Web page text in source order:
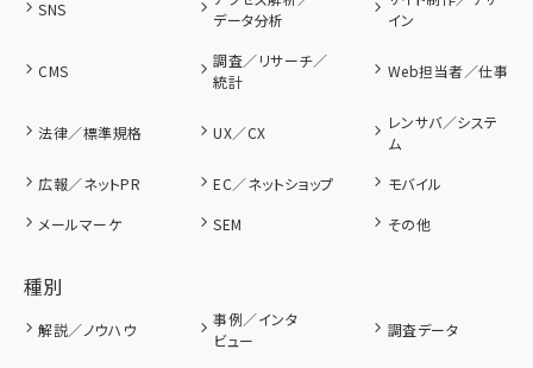
SNS
データ分析
イン
CMS
調査／リサーチ／
統計
Web担当者／仕事
法律／標準規格 UX／CX
レンサバ／システ
ム
広報／ネットPR
EC／ネットショップ
モバイル
メールマーケ
SEM その他
種別
解説／ノウハウ
事例／インタ
ビュー
調査データ